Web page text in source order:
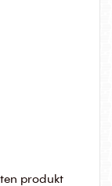
produkt